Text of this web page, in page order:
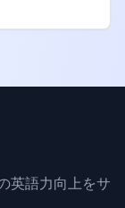
英語力向上をサ